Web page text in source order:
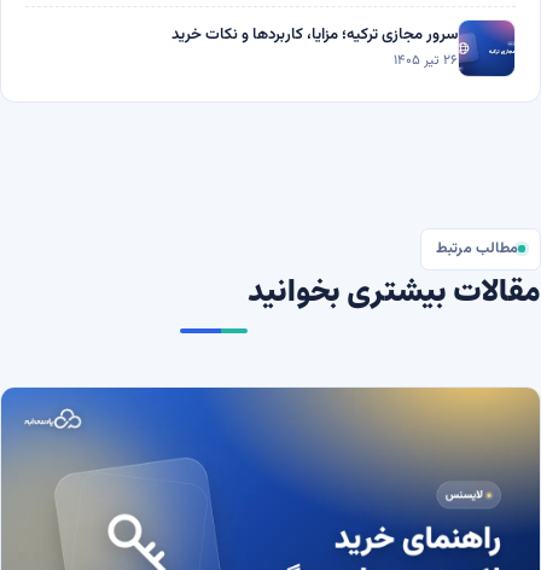
سرور مجازی ترکیه؛ مزایا، کاربردها و نکات خرید
۲۶ تیر ۱۴۰۵
مطالب مرتبط
مقالات بیشتری بخوانید